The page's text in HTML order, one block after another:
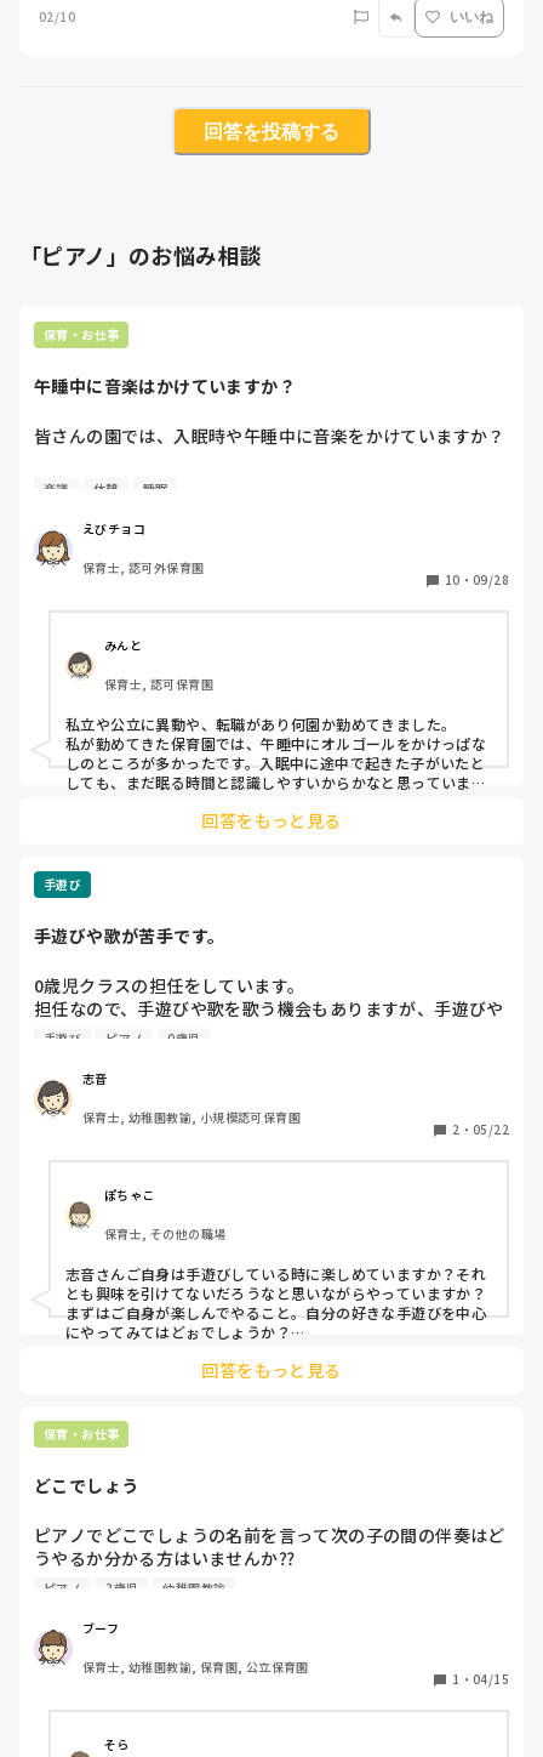
02/10 いいね
回答を投稿する
「ピアノ」のお悩み相談
保育・お仕事
午睡中に音楽はかけていますか？
皆さんの園では、入眠時や午睡中に音楽をかけていますか？
私の勤める園ではかけていなかったのですが、ある保育士さ
ールのCDをかけるようになりました。
０歳〜2歳児のクラスで、直近のお話しです。
今までの園ではかけていた、とのこと。
入眠するまでのBGM的なものかな、と捉え、了承しました
が、子ども達が寝静まった頃に消すと、休憩から戻ってきた
その先生が再生ボタンを押し、再びかかっている状態で、起
床時間までかかっていました。
午睡中ずっと音楽が流れているのは子ども達も落ち着かない
のでは、と思い、その先生とも一度お話ししてみる予定でい
るのですが…。
私が今まで勤めていた園では、午睡中にCDで音楽をかけた
寝かしつけ時に保育士が子守唄を歌ったりすることはもちろ
んあります。
皆さんの園では午睡中、音楽をかけているのか、音楽は必要
楽譜 休憩 睡眠
えびチョコ
保育士, 認可外保育園
10 ・ 09/28
みんと
保育士, 認可保育園
私立や公立に異動や、転職があり何園か勤めてきました。
私が勤めてきた保育園では、午睡中にオルゴールをかけっぱな
しのところが多かったです。入眠中に途中で起きた子がいたと
しても、まだ眠る時間と認識しやすいからかなと思っていまし
落ち着きのない、いわゆるグレーな子も、眠る前に興奮気味で
た。曲があることに慣れていると、何もない無音に寝てくれる
のか？と不安に思うほどでしたが、子どもたちはみんなおとな
ないのかなと思いました。
回答をもっと見る
手遊び
手遊びや歌が苦手です。
0歳児クラスの担任をしています。
担任なので、手遊びや歌を歌う機会もありますが、手遊びや
歌の自信がなくはっきり言って苦手です。
っても子どもたちの興味をひけない感じがします。
皆さんは手遊びや歌を歌う時に心がけていることはあります
か？何かコツがあれば教えてください。
手遊び ピアノ 0歳児
志音
保育士, 幼稚園教諭, 小規模認可保育園
2 ・ 05/22
ぽちゃこ
保育士, その他の職場
志音さんご自身は手遊びしている時に楽しめていますか？それ
とも興味を引けてないだろうなと思いながらやっていますか？
まずはご自身が楽しんでやること。自分の好きな手遊びを中心
にやってみてはどぉでしょうか？
抑揚や子どもの反応を見ながらちょっと間を開けたりするのも
回答をもっと見る
保育・お仕事
どこでしょう
ピアノでどこでしょうの名前を言って次の子の間の伴奏はど
うやるか分かる方はいませんか⁇
やっている先生が伴奏やっていてわからないです…
ピアノ 2歳児 幼稚園教諭
ブーフ
保育士, 幼稚園教諭, 保育園, 公立保育園
1 ・ 04/15
そら